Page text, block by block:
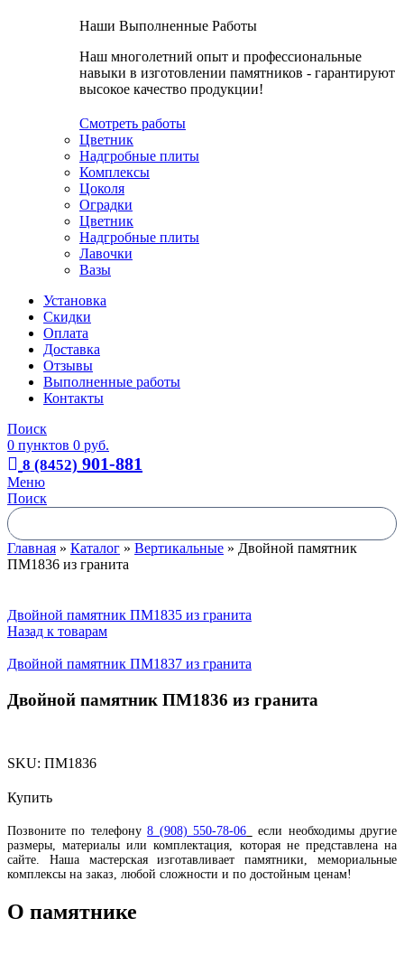
Наши Выполненные Работы
Наш многолетний опыт и профессиональные
навыки в изготовлении памятников - гарантируют
высокое качество продукции!
Смотреть работы
Цветник
Надгробные плиты
Комплексы
Цоколя
Оградки
Цветник
Надгробные плиты
Лавочки
Вазы
Установка
Скидки
Оплата
Доставка
Отзывы
Выполненные работы
Контакты
Поиск
0 пунктов 0 руб.
8 (8452) 901-881
Меню
Поиск
Главная » Каталог » Вертикальные » Двойной памятник
ПМ1836 из гранита
Двойной памятник ПМ1835 из гранита
Назад к товарам
Двойной памятник ПМ1837 из гранита
Двойной памятник ПМ1836 из гранита
SKU: ПМ1836
Купить
Позвоните по телефону8 (908) 550-78-06
если необходимы другие
размеры, материалы или комплектация, которая не представлена на
сайте. Наша мастерская изготавливает памятники, мемориальные
комплексы на заказ, любой сложности и по достойным ценам!
О памятнике